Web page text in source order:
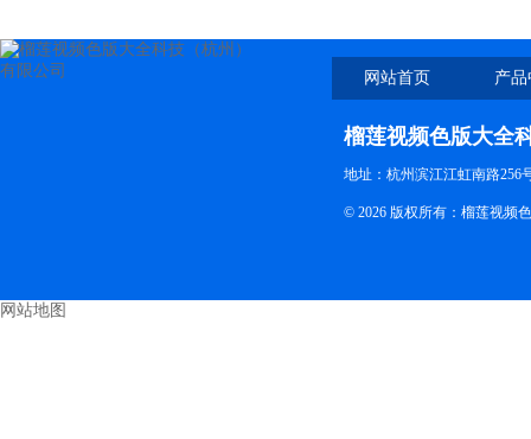
网站首页 产
榴莲视频色版大全
地址：杭州滨江江虹南路256
© 2026 版权所有：榴莲视频
网站地图